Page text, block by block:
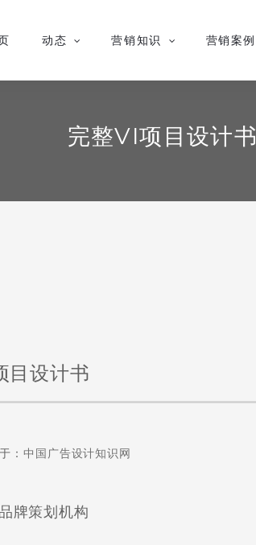
动态 营销知识 营销案例
完整VI项目设计书
目设计书
：中国广告设计知识网
牌策划机构